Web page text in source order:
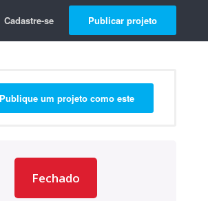
Cadastre-se Publicar projeto
Publique um projeto como este
Fechado